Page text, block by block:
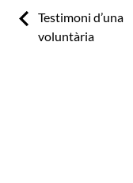
Previous:
Testimoni d’una
voluntària